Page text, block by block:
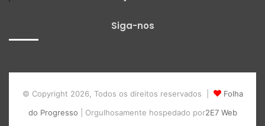
Siga-nos
© Copyright 2026, Todos os direitos reservados |
Folha
do Progresso | Orgulhosamente hospedado por2E7 Web